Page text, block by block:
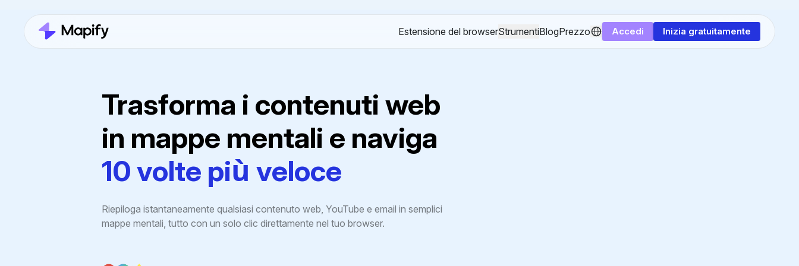
Estensione del browserStrumentiBlogPrezzo Accedi Inizia gratuitamente
Trasforma i contenuti web
in mappe mentali e naviga
10 volte più veloce
Riepiloga istantaneamente qualsiasi contenuto web, YouTube e email in semplici
mappe mentali, tutto con un solo clic direttamente nel tuo browser.